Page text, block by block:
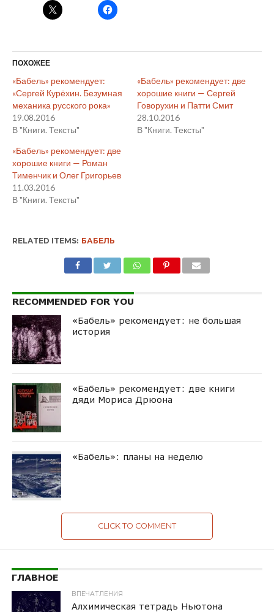
ПОХОЖЕЕ
«Бабель» рекомендует:
«Сергей Курёхин. Безумная
механика русского рока»
19.08.2016
В "Книги. Тексты"
«Бабель» рекомендует: две
хорошие книги — Сергей
Говорухин и Патти Смит
28.10.2016
В "Книги. Тексты"
«Бабель» рекомендует: две
хорошие книги — Роман
Тименчик и Олег Григорьев
11.03.2016
В "Книги. Тексты"
RELATED ITEMS: БАБЕЛЬ
RECOMMENDED FOR YOU
«Бабель» рекомендует: не большая
история
«Бабель» рекомендует: две книги
дяди Мориса Дрюона
«Бабель»: планы на неделю
CLICK TO COMMENT
ГЛАВНОЕ
ВПЕЧАТЛЕНИЯ
Алхимическая тетрадь Ньютона